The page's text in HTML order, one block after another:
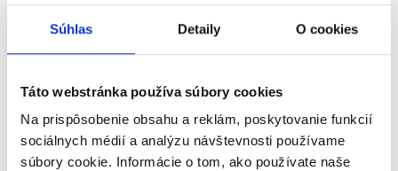
Súhlas Detaily O cookies
Táto webstránka používa súbory cookies
Na prispôsobenie obsahu a reklám, poskytovanie funkcií
sociálnych médií a analýzu návštevnosti používame
súbory cookie. Informácie o tom, ako používate naše
✔️ Pripravte sa na e-faktúru
✔️ Nové integrácie - Helios, Humanet a MS Business Central
✔️ Projektový manažér
✔️ Chat k dokladom
✔️ a ďalšie...